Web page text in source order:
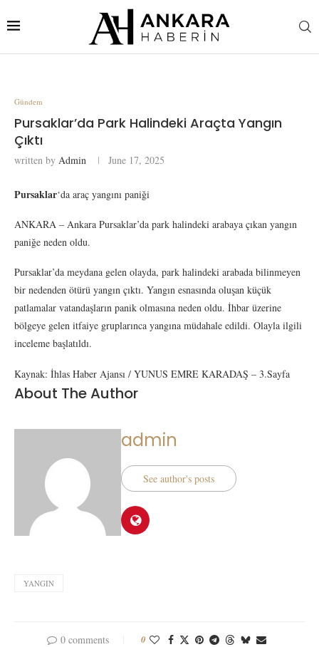
Gündem
Pursaklar’da Park Halindeki Araçta Yangın
Çıktı
written by Admin June 17, 2025
Pursaklar‘da araç yangını paniği
ANKARA – Ankara Pursaklar’da park halindeki arabaya çıkan yangın
paniğe neden oldu.
Pursaklar’da meydana gelen olayda, park halindeki arabada bilinmeyen
bir nedenden ötürü yangın çıktı. Yangın esnasında oluşan küçük
patlamalar vatandaşların panik olmasına neden oldu. İhbar üzerine
bölgeye gelen itfaiye gruplarınca yangına müdahale edildi. Olayla ilgili
inceleme başlatıldı.
Kaynak: İhlas Haber Ajansı / YUNUS EMRE KARADAŞ – 3.Sayfa
About The Author
admin
See author's posts
YANGIN
0 comments 0